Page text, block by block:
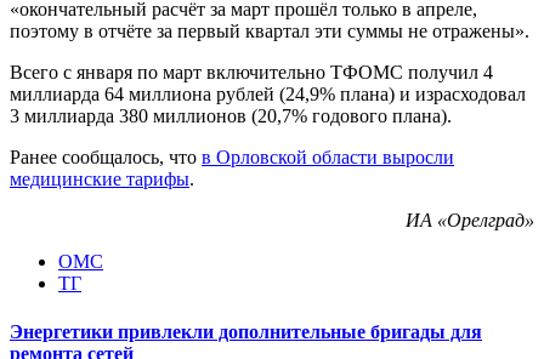
«окончательный расчёт за март прошёл только в апреле,
поэтому в отчёте за первый квартал эти суммы не отражены».
Всего с января по март включительно ТФОМС получил 4
миллиарда 64 миллиона рублей (24,9% плана) и израсходовал
3 миллиарда 380 миллионов (20,7% годового плана).
Ранее сообщалось, что в Орловской области выросли
медицинские тарифы.
ИА «Орелград»
ОМС
ТГ
Энергетики привлекли дополнительные бригады для
ремонта сетей